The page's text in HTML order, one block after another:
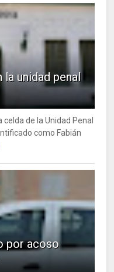
la unidad penal
de la Unidad Penal
como Fabián
por acoso